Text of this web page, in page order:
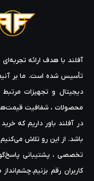
آفلند با هدف ارائه‌
تأسیس شده است. ما بر آنیم
دیجیتال و تجهیزات
محصولات ، شفافیت قیمت‌ها
در آفلند باور داریم که
باشد. از این رو تلاش می‌کنیم
تخصصی ، پشتیبانی پاسخ‌گو
کاربران رقم